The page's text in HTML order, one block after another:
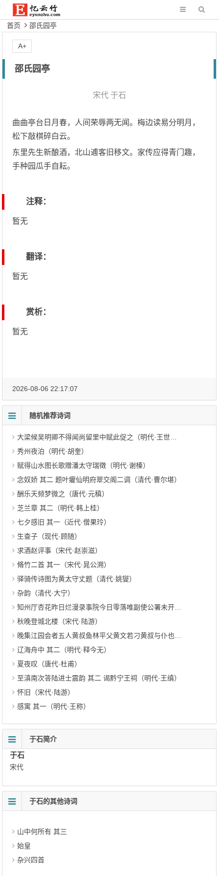
首页 邵氏园亭
邵氏园亭
宋代 于石
曲曲亭台日月春，人间荣辱两无闻。梅边读易分明月，
松下敲棋碎白云。
东里先生新酿酒，北山逋客旧移文。家传应得青门趣，
手种园瓜手自耘。
注释：
暂无
翻译：
暂无
赏析：
暂无
A+
2026-08-06 22:17:07
随机推荐诗词
大梁候吴明卿不得闻尚留里中赋此促之（明代·王世贞）
秀州夜泊（明代·胡奎）
赋得山水图长歌赠潘太守瑞徵（明代·谢榛）
念奴娇 其二 题叶癯仙明府翠交阁二调（清代·曹尔堪）
酬乐天频梦微之（唐代·元稹）
芝兰章 其二（明代·韩上桂）
七夕感旧 其一（近代·僧果玲）
生查子（现代·顾随）
求酒赵评事（宋代·赵崇滋）
脩竹二首 其一（宋代·晁公溯）
驿骑传诗图为黄太守丈题（清代·姚燮）
杂韵（清代·大宁）
知州厅杏花昨日烂漫录事院今日零落唯副使公署未开戏题二韵（宋代·王禹称）
秋晚登城北楼（宋代·陆游）
晚集江园会者五人黄叔鱼林平父黄文若刁黄叔与仆也以暝色带飞鸟为韵余得色字（宋代·周紫芝）
辽海舟中 其二（明代·释今无）
夏夜叹（唐代·杜甫）
至滇南次答陆进士震韵 其二 谒黔宁王祠（明代·王缜）
怀旧（宋代·陆游）
感寓 其一（明代·王称）
于石简介
于石
宋代
于石的其他诗词
山中何所有 其三
始皇
杂兴四首